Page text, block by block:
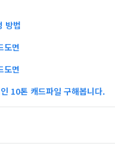
방법
도면
도면
10톤 캐드파일 구해봅니다.